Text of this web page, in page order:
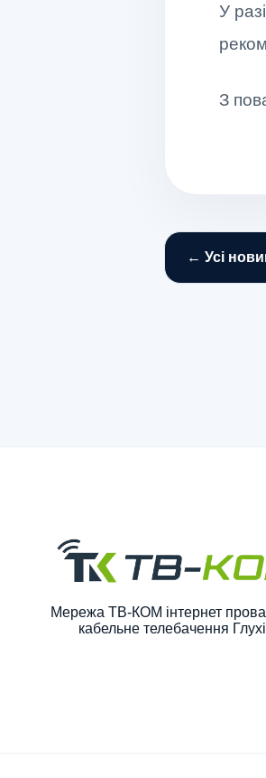
У
З
← Усі
Мережа ТВ-КОМ інтернет
кабельне телебачення